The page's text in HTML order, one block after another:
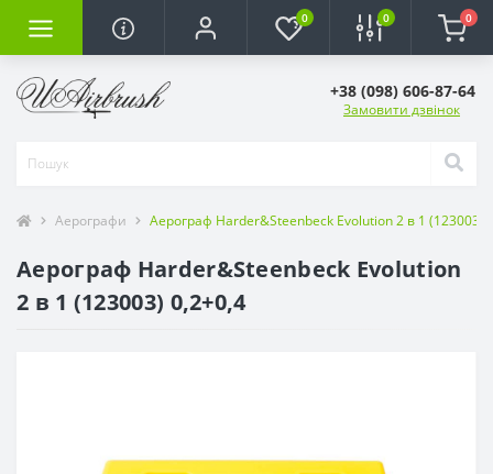
0 0 0
+38 (098) 606-87-64
Замовити дзвінок
Аерографи Аерограф Harder&Steenbeck Evolution 2 в 1 (123003)
Аерограф Harder&Steenbeck Evolution
2 в 1 (123003) 0,2+0,4